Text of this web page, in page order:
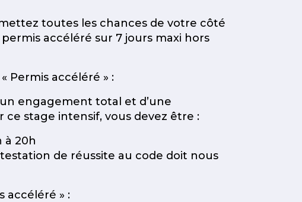
toutes les chances de votre côté
accéléré sur 7 jours maxi hors
Permis accéléré » :
engagement total et d’une
stage intensif, vous devez être :
à 20h
de réussite au code doit nous
accéléré » :